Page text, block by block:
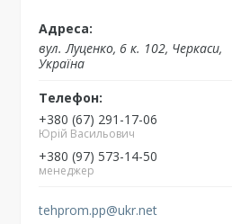
вул. Луценко, 6 к. 102, Черкаси,
Україна
+380 (67) 291-17-06
Юрій Васильович
+380 (97) 573-14-50
менеджер
tehprom.pp@ukr.net